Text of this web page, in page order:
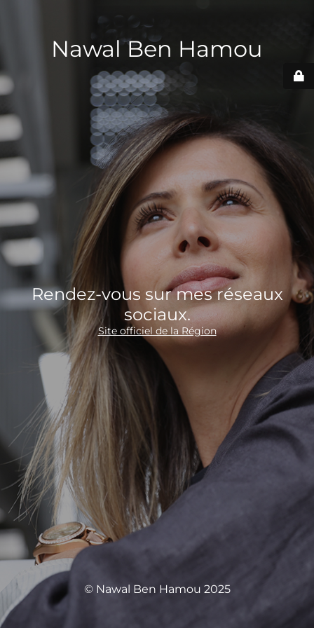
Nawal Ben Hamou
Rendez-vous sur mes réseaux
sociaux.
Site officiel de la Région
© Nawal Ben Hamou 2025